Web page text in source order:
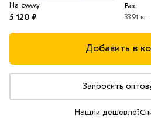
На сумму
5 120 ₽
Вес
33.91 кг
Добавить в
Запросить
Нашли дешевле?